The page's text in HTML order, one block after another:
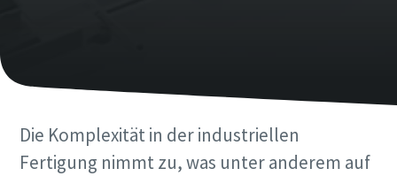
Die Komplexität in der industriellen
Fertigung nimmt zu, was unter anderem auf